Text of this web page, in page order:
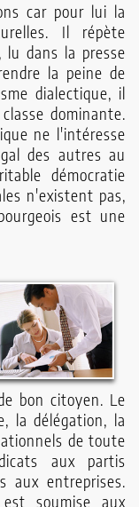
car pour lui la
Il répète
dans la presse
la peine de
dialectique, il
dominante.
ne l'intéresse
des autres au
démocratie
n'existent pas,
est une
bon citoyen. Le
la délégation, la
de toute
aux partis
aux entreprises.
soumise aux